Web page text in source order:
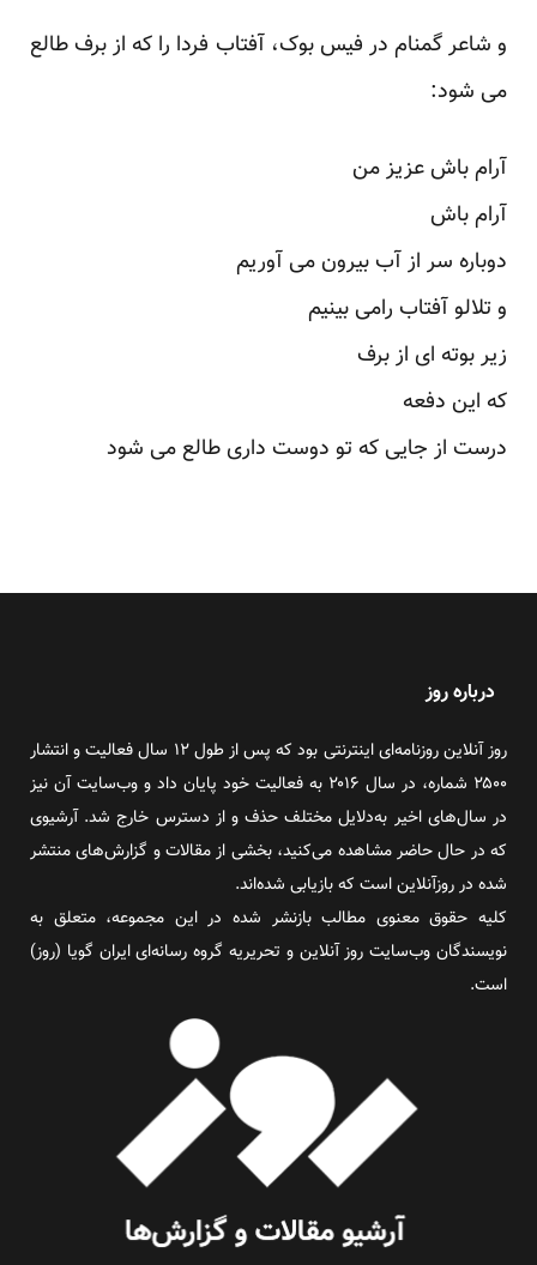
و شاعر گمنام در فیس بوک، آفتاب فردا را که از برف طالع
می شود:
آرام باش عزیز من
آرام باش
دوباره سر از آب بیرون می آوریم
و تلالو آفتاب رامی بینیم
زیر بوته ای از برف
که این دفعه
درست از جایی که تو دوست داری طالع می شود
درباره روز
روز آنلاین روزنامه‌ای اینترنتی بود که پس از طول ۱۲ سال فعالیت و انتشار
۲۵۰۰ شماره، در سال ۲۰۱۶ به فعالیت خود پایان داد و وب‌سایت آن نیز
در سال‌های اخیر به‌دلایل مختلف حذف و از دسترس خارج شد. آرشیوی
که در حال حاضر مشاهده می‌کنید، بخشی از مقالات و گزارش‌های منتشر
شده در روزآنلاین است که بازیابی شده‌اند.
کلیه حقوق معنوی مطالب بازنشر شده در این مجموعه، متعلق به
نویسندگان وب‌سایت روز آنلاین و تحریریه گروه رسانه‌ای ایران گویا (روز)
است.